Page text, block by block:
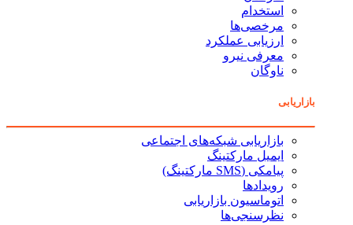
استخدام
مرخصی‌ها
ارزیابی عملکرد
معرفی نیرو
ناوگان
بازاریابی
بازاریابی شبکه‌های اجتماعی
ایمیل مارکتینگ
پیامکی (SMS مارکتینگ)
رویدادها
اتوماسیون بازاریابی
نظرسنجی‌ها